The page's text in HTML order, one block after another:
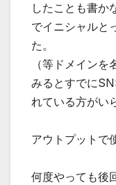
したことも書か
でイニシャルと
た。
（等ドメイン
みるとすでに
れている方がい
アウトプットで
何度やっても後